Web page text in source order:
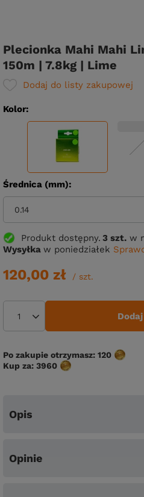
Plecionka Mahi Mahi
150m | 7.8kg | Lime
Dodaj do listy zakupowej
Kolor
Średnica (mm)
0.14
Produkt dostępny 3 szt. w
Wysyłka w poniedziałek
120,00 zł / szt.
Po zakupie otrzymasz: 120
Kup za: 3960
Opis
Opinie